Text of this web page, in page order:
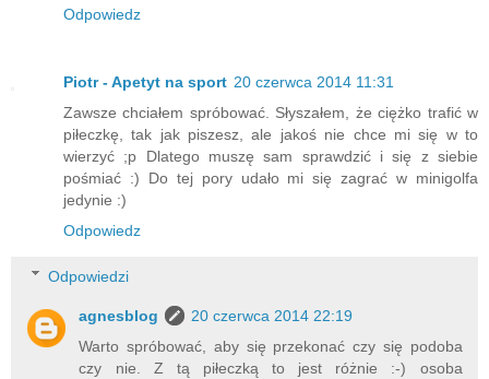
Odpowiedz
Piotr - Apetyt na sport 20 czerwca 2014 11:31
Zawsze chciałem spróbować. Słyszałem, że ciężko trafić w
piłeczkę, tak jak piszesz, ale jakoś nie chce mi się w to
wierzyć ;p Dlatego muszę sam sprawdzić i się z siebie
pośmiać :) Do tej pory udało mi się zagrać w minigolfa
jedynie :)
Odpowiedz
Odpowiedzi
agnesblog
20 czerwca 2014 22:19
Warto spróbować, aby się przekonać czy się podoba
czy nie. Z tą piłeczką to jest różnie :-) osoba